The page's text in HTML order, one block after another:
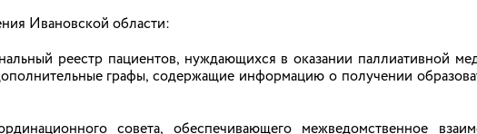
в Ивановской области посетила детские
лагерей на предмет безопасности, качества организации и
области Светлана Протасевич посетила центр отдыха
Ивановской области:
реестр пациентов, нуждающихся в оказании паллиативной
графы, содержащие информацию о получении
совета, обеспечивающего межведомственное